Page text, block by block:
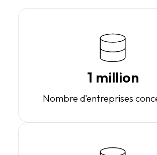
1 million
Nombre d'entreprises